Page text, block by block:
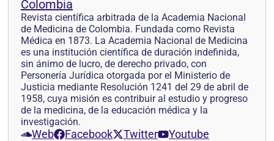
Colombia
Revista científica arbitrada de la Academia Nacional
de Medicina de Colombia. Fundada como Revista
Médica en 1873. La Academia Nacional de Medicina
es una institución científica de duración indefinida,
sin ánimo de lucro, de derecho privado, con
Personería Jurídica otorgada por el Ministerio de
Justicia mediante Resolución 1241 del 29 de abril de
1958, cuya misión es contribuir al estudio y progreso
de la medicina, de la educación médica y la
investigación.
Web Facebook Twitter Youtube